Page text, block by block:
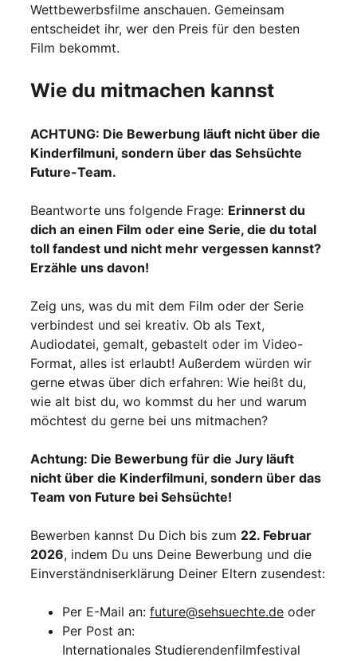
Wettbewerbsfilme anschauen. Gemeinsam
entscheidet ihr, wer den Preis für den besten
Film bekommt.
Wie du mitmachen kannst
ACHTUNG: Die Bewerbung läuft nicht über die
Kinderfilmuni, sondern über das Sehsüchte
Future-Team.
Beantworte uns folgende Frage: Erinnerst du
dich an einen Film oder eine Serie, die du total
toll fandest und nicht mehr vergessen kannst?
Erzähle uns davon!
Zeig uns, was du mit dem Film oder der Serie
verbindest und sei kreativ. Ob als Text,
Audiodatei, gemalt, gebastelt oder im Video-
Format, alles ist erlaubt! Außerdem würden wir
gerne etwas über dich erfahren: Wie heißt du,
wie alt bist du, wo kommst du her und warum
möchtest du gerne bei uns mitmachen?
Achtung: Die Bewerbung für die Jury läuft
nicht über die Kinderfilmuni, sondern über das
Team von Future bei Sehsüchte!
Bewerben kannst Du Dich bis zum 22. Februar
2026, indem Du uns Deine Bewerbung und die
Einverständniserklärung Deiner Eltern zusendest:
Per E-Mail an: future@sehsuechte.de oder
Per Post an:
Internationales Studierendenfilmfestival